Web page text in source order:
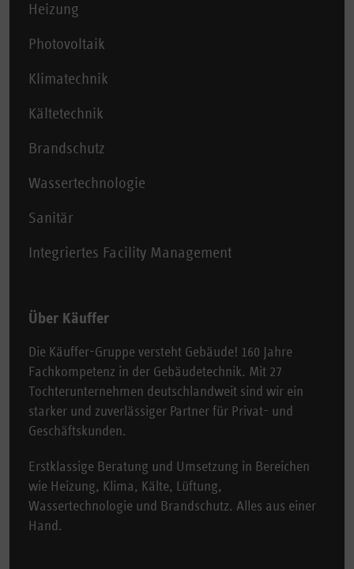
Heizung
Photovoltaik
Klimatechnik
Kältetechnik
Brandschutz
Wassertechnologie
Sanitär
Integriertes Facility Management
Über Käuffer
Die Käuffer-Gruppe versteht Gebäude! 160 Jahre
Fachkompetenz in der Gebäudetechnik. Mit 27
Tochterunternehmen deutschlandweit sind wir ein
starker und zuverlässiger Partner für Privat- und
Geschäftskunden.
Erstklassige Beratung und Umsetzung in Bereichen
wie Heizung, Klima, Kälte, Lüftung,
Wassertechnologie und Brandschutz. Alles aus einer
Hand.